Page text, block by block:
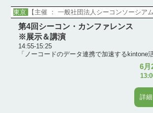
東京 【主催 ： 一般社団法人シーコンソーシアム
第4回シーコン・カンファレンス
※展示＆講演
14:55-15:25
「ノーコードのデータ連携で加速するkintone
6月
詳